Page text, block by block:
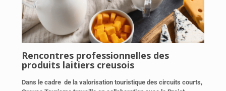
Rencontres professionnelles des
produits laitiers creusois
Dans le cadre de la valorisation touristique des circuits courts,